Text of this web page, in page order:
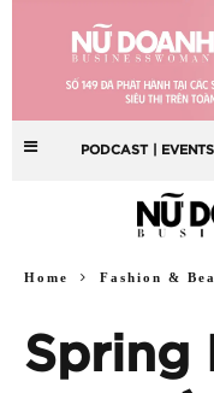
PODCAST | EVENTS
Home Fashion &
Spring